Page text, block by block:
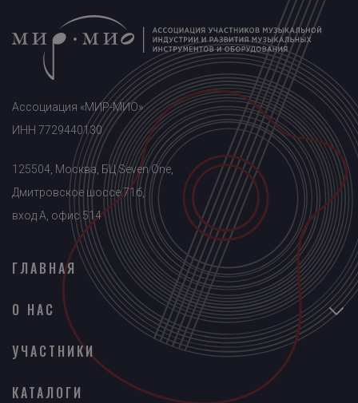
Ассоциация «МИР-МИО»
ИНН 7729440130
125504, Москва, БЦ Seven One,
Дмитровское шоссе 71б,
вход A, офис 514
ГЛАВНАЯ
О НАС
УЧАСТНИКИ
КАТАЛОГИ